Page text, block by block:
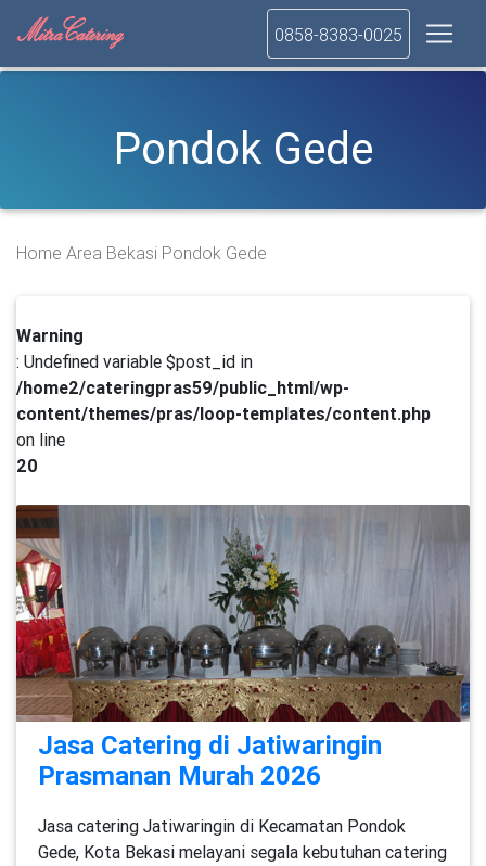
0858-8383-0025
Pondok Gede
Home Area Bekasi Pondok Gede
Warning
: Undefined variable $post_id in
/home2/cateringpras59/public_html/wp-
content/themes/pras/loop-templates/content.php
on line
20
Jasa Catering di Jatiwaringin
Prasmanan Murah 2026
Jasa catering Jatiwaringin di Kecamatan Pondok
Gede, Kota Bekasi melayani segala kebutuhan catering